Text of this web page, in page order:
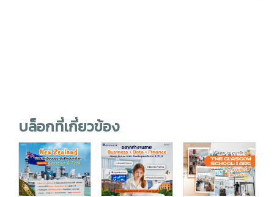
บล็อกที่เกี่ยวข้อง